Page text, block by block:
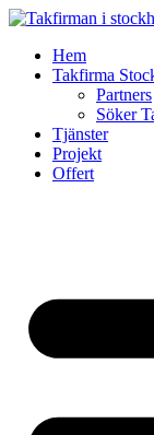
Skip
contentHem
Takfirma
Partners
Söker
Tjänster
Projekt
Offert